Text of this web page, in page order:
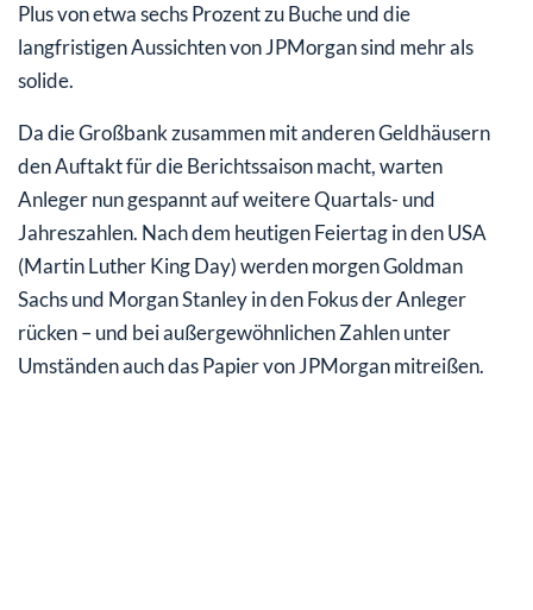
Plus von etwa sechs Prozent zu Buche und die
langfristigen Aussichten von JPMorgan sind mehr als
solide.
Da die Großbank zusammen mit anderen Geldhäusern
den Auftakt für die Berichtssaison macht, warten
Anleger nun gespannt auf weitere Quartals- und
Jahreszahlen. Nach dem heutigen Feiertag in den USA
(Martin Luther King Day) werden morgen Goldman
Sachs und Morgan Stanley in den Fokus der Anleger
rücken – und bei außergewöhnlichen Zahlen unter
Umständen auch das Papier von JPMorgan mitreißen.